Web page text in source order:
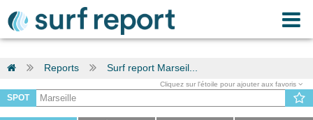
Reports Surf report Marseil...
Cliquez sur l'étoile pour ajouter aux favoris
SPOT